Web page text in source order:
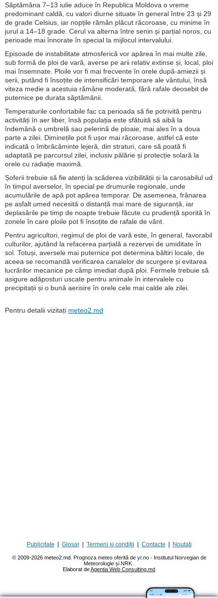
Săptămâna 7–13 iulie aduce în Republica Moldova o vreme
predominant caldă, cu valori diurne situate în general între 23 și 29
de grade Celsius, iar nopțile rămân plăcut răcoroase, cu minime în
jurul a 14–18 grade. Cerul va alterna între senin și parțial noros, cu
perioade mai înnorate în special la mijlocul intervalului.
Episoade de instabilitate atmosferică vor apărea în mai multe zile,
sub formă de ploi de vară, averse pe arii relativ extinse și, local, ploi
mai însemnate. Ploile vor fi mai frecvente în orele după-amiezii și
serii, putând fi însoțite de intensificări temporare ale vântului, însă
viteza medie a acestuia rămâne moderată, fără rafale deosebit de
puternice pe durata săptămânii.
Temperaturile confortabile fac ca perioada să fie potrivită pentru
activități în aer liber, însă populația este sfătuită să aibă la
îndemână o umbrelă sau pelerină de ploaie, mai ales în a doua
parte a zilei. Diminețile pot fi ușor mai răcoroase, astfel că este
indicată o îmbrăcăminte lejeră, din straturi, care să poată fi
adaptată pe parcursul zilei, inclusiv pălărie și protecție solară la
orele cu radiație maximă.
Șoferii trebuie să fie atenți la scăderea vizibilității și la carosabilul ud
în timpul averselor, în special pe drumurile regionale, unde
acumulările de apă pot apărea temporar. De asemenea, frânarea
pe asfalt umed necesită o distanță mai mare de siguranță, iar
deplasările pe timp de noapte trebuie făcute cu prudență sporită în
zonele în care ploile pot fi însoțite de rafale de vânt.
Pentru agricultori, regimul de ploi de vară este, în general, favorabil
culturilor, ajutând la refacerea parțială a rezervei de umiditate în
sol. Totuși, aversele mai puternice pot determina băltiri locale, de
aceea se recomandă verificarea canalelor de scurgere și evitarea
lucrărilor mecanice pe câmp imediat după ploi. Fermele trebuie să
asigure adăposturi uscate pentru animale în intervalele cu
precipitații și o bună aerisire în orele cele mai calde ale zilei.
Pentru detalii vizitați meteo2.md
Publicitate Glosar| Termeni și condiții Contacte Noutati
© 2009-2026 meteo2.md.
Prognoza meteo oferită de yr.no - Institutul Norvegian de
Meteorologie și NRK
Elaborat deAgentia Web Consulting.md